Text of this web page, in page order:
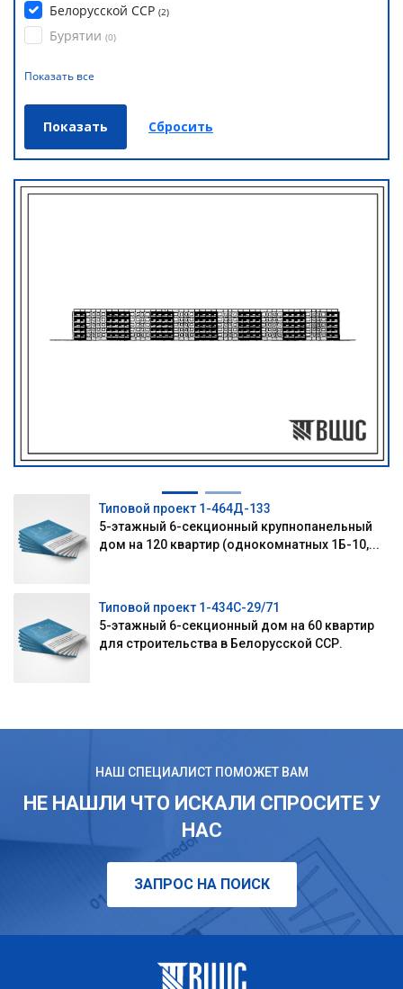
Белорусской ССР (2)
Бурятии (0)
Показать все
Типовой проект 1-464Д-133
5-этажный 6-секционный крупнопанельный
дом на 120 квартир (однокомнатных 1Б-10,...
Типовой проект 1-434С-29/71
5-этажный 6-секционный дом на 60 квартир
для строительства в Белорусской ССР.
НАШ СПЕЦИАЛИСТ ПОМОЖЕТ ВАМ
НЕ НАШЛИ ЧТО ИСКАЛИ СПРОСИТЕ У
НАС
ЗАПРОС НА ПОИСК